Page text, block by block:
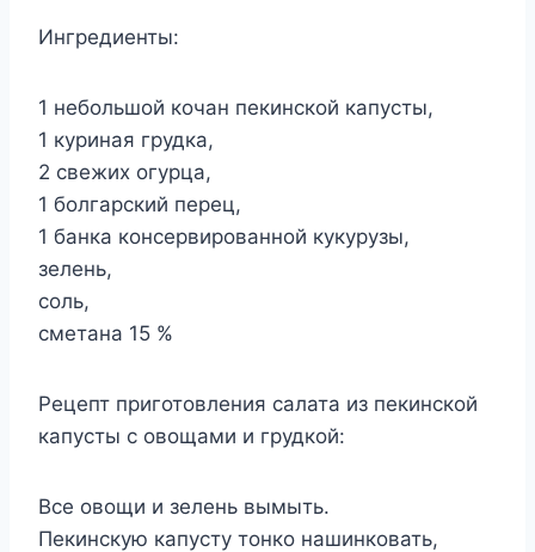
Ингредиенты:
1 небольшой кочан пекинской капусты,
1 куриная грудка,
2 свежих огурца,
1 болгарский перец,
1 банка консервированной кукурузы,
зелень,
соль,
сметана 15 %
Рецепт приготовления салата из пекинской
капусты с овощами и грудкой:
Все овощи и зелень вымыть.
Пекинскую капусту тонко нашинковать,